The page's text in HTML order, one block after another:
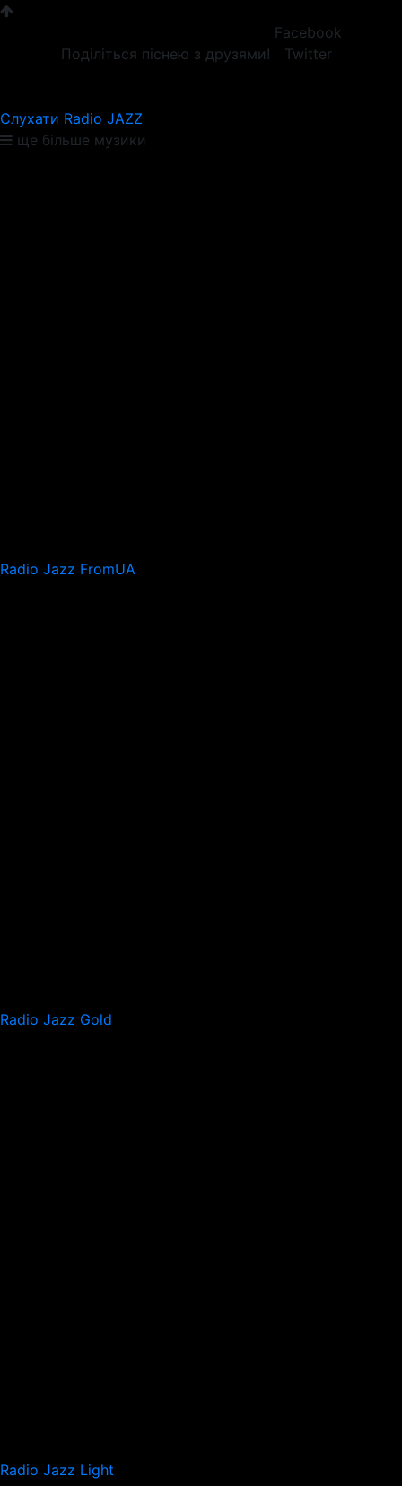
Поділіться піснею з друзями!
Facebook
Twitter
Слухати Radio JAZZ
ще більше музики
Radio Jazz FromUA
Radio Jazz Gold
Radio Jazz Light